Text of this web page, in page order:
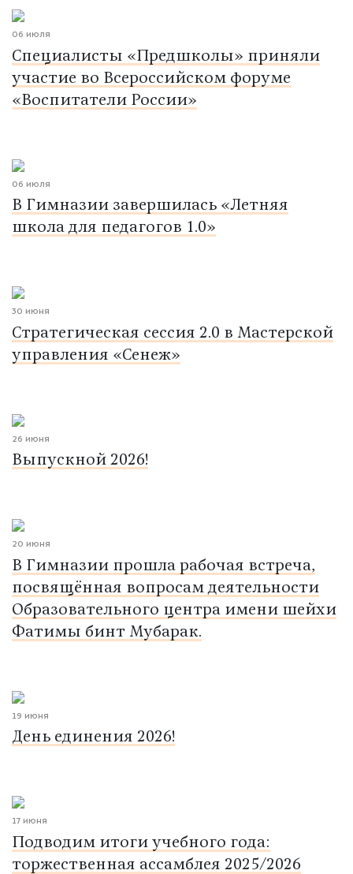
06 июля
Специалисты «Предшколы» приняли
участие во Всероссийском форуме
«Воспитатели России»
06 июля
В Гимназии завершилась «Летняя
школа для педагогов 1.0»
30 июня
Стратегическая сессия 2.0 в Мастерской
управления «Сенеж»
26 июня
Выпускной 2026!
20 июня
В Гимназии прошла рабочая встреча,
посвящённая вопросам деятельности
Образовательного центра имени шейхи
Фатимы бинт Мубарак.
19 июня
День единения 2026!
17 июня
Подводим итоги учебного года:
торжественная ассамблея 2025/2026